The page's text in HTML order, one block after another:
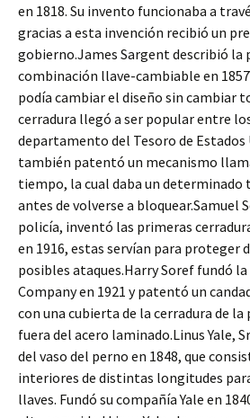
en 1818. Su invento funcionaba a
gracias a esta invención recibió un
gobierno.James Sargent describió la
combinación llave-cambiable en
podía cambiar el diseño sin cambiar
cerradura llegó a ser popular entre
departamento del Tesoro de Estados
también patentó un mecanismo
tiempo, la cual daba un
antes de volverse a bloquear.Samuel
policía, inventó las primeras
en 1916, estas servían para proteger
posibles ataques.Harry Soref fundó
Company en 1921 y patentó un
con una cubierta de la cerradura de
fuera del acero laminado.Linus Yale,
del vaso del perno en 1848, que
interiores de distintas longitudes
llaves. Fundó su compañía Yale en